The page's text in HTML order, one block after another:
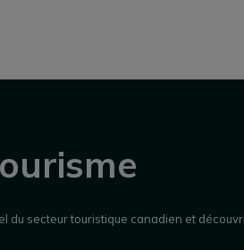
du secteur touristique canadien et